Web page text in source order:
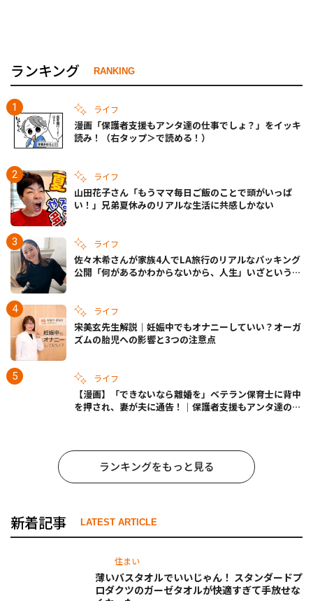
ランキング RANKING
ライフ
漫画「保護者支援もアンタ達の仕事でしょ？」をイッキ
読み！（右タップ＞で読める！）
ライフ
山田花子さん「もうママ毎日ご飯のことで頭がいっぱ
い！」兄弟夏休みのリアルな生活に共感しかない
ライフ
佐々木希さんが家族4人でLA旅行のリアルなパッキング
公開「何があるかわからないから、人生」いざというと
ライフ
宋美玄先生解説｜妊娠中でもオナニーしていい？オーガ
ズムの胎児への影響と3つの注意点
ライフ
【漫画】「できないなら離婚を」ベテラン保育士に背中
を押され、妻が夫に通告！｜保護者支援もアンタ達の仕
ランキングをもっと見る
新着記事 LATEST ARTICLE
住まい
薄いバスタオルでいいじゃん！ スタンダードプ
ロダクツのガーゼタオルが快適すぎて手放せな